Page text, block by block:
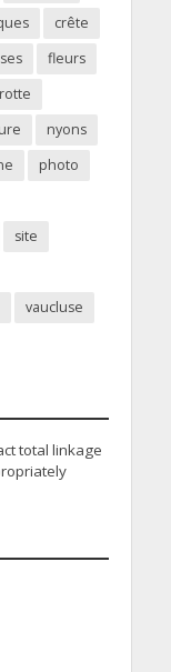
crête
fleurs
nyons
photo
site
vaucluse
total linkage